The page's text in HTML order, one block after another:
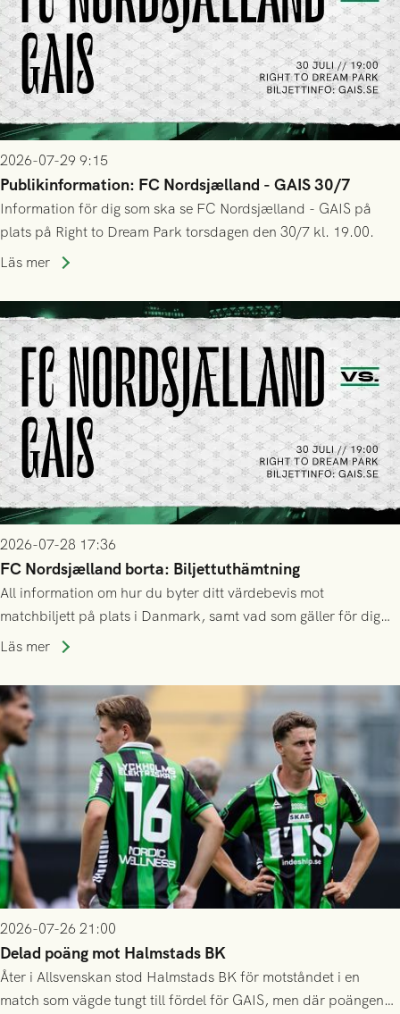
2026-07-29 9:15
Publikinformation: FC Nordsjælland - GAIS 30/7
Information för dig som ska se FC Nordsjælland - GAIS på
plats på Right to Dream Park torsdagen den 30/7 kl. 19.00.
Läs mer
2026-07-28 17:36
FC Nordsjælland borta: Biljettuthämtning
All information om hur du byter ditt värdebevis mot
matchbiljett på plats i Danmark, samt vad som gäller för dig
som står på reservlista eller fått förhinder.
Läs mer
2026-07-26 21:00
Delad poäng mot Halmstads BK
Åter i Allsvenskan stod Halmstads BK för motståndet i en
match som vägde tungt till fördel för GAIS, men där poängen